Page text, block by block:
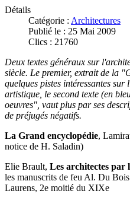
Détails
Catégorie : Architectures
Publié le : 25 Mai 2009
Clics : 21760
Deux textes généraux sur
siècle. Le premier, extrait de la
quelques pistes intéressantes sur
artistique, le second texte (en
oeuvres", vaut plus par ses
de préjugés négatifs.
La Grand encyclopédie,
notice de H. Saladin)
Elie Brault, Les architectes par
les manuscrits de feu Al. Du
Laurens, 2e moitié du XIXe